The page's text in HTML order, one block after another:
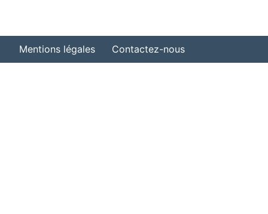
Mentions légales Contactez-nous